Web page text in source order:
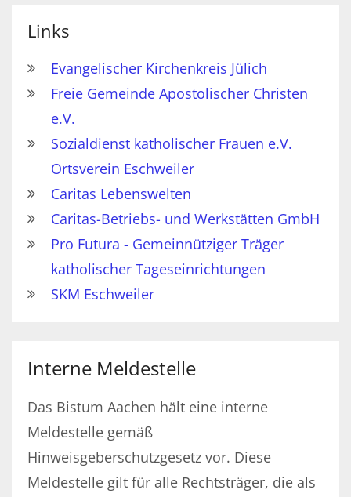
Links
Evangelischer Kirchenkreis Jülich
Freie Gemeinde Apostolischer Christen
e.V.
Sozialdienst katholischer Frauen e.V.
Ortsverein Eschweiler
Caritas Lebenswelten
Caritas-Betriebs- und Werkstätten GmbH
Pro Futura - Gemeinnütziger Träger
katholischer Tageseinrichtungen
SKM Eschweiler
Interne Meldestelle
Das Bistum Aachen hält eine interne
Meldestelle gemäß
Hinweisgeberschutzgesetz vor. Diese
Meldestelle gilt für alle Rechtsträger, die als